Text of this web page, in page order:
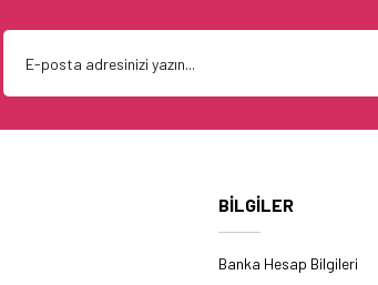
BİLGİLER
Banka Hesap Bilgileri